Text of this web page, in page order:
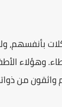
بأنفسهم،
وهؤلاء
واثقون من